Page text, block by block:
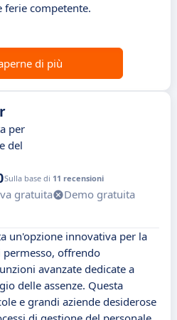
ferie competente.
di più
per
del
Sulla base di 11 recensioni
gratuita
Demo gratuita
un'opzione innovativa per la
offrendo
avanzate dedicate a
delle assenze. Questa
e grandi aziende desiderose